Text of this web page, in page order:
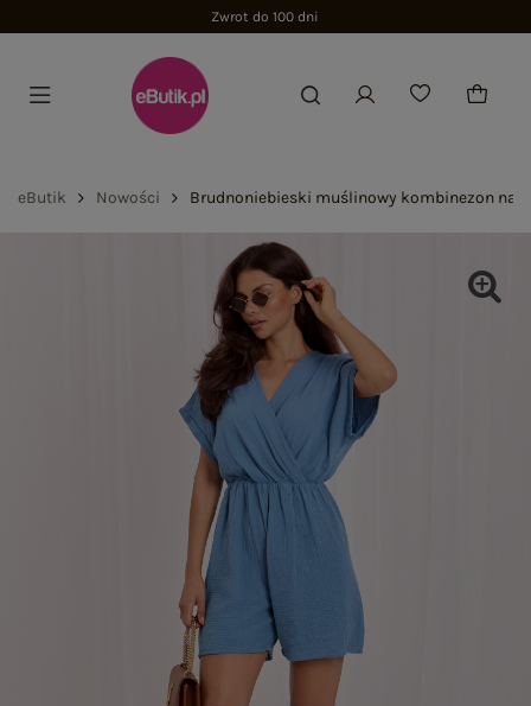
Zwrot do 100 dni
eButik Nowości Brudnoniebieski muślinowy kombinezon na